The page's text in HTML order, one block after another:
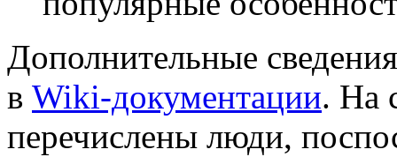
Дополнительные
в Wiki-документации. На
перечислены люди,